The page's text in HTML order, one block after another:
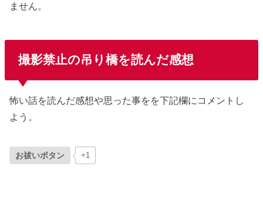
ません。
撮影禁止の吊り橋を読んだ感想
怖い話を読んだ感想や思った事をを下記欄にコメントし
よう。
お祓いボタン +1